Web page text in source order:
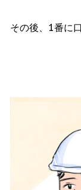
その後、 1番に